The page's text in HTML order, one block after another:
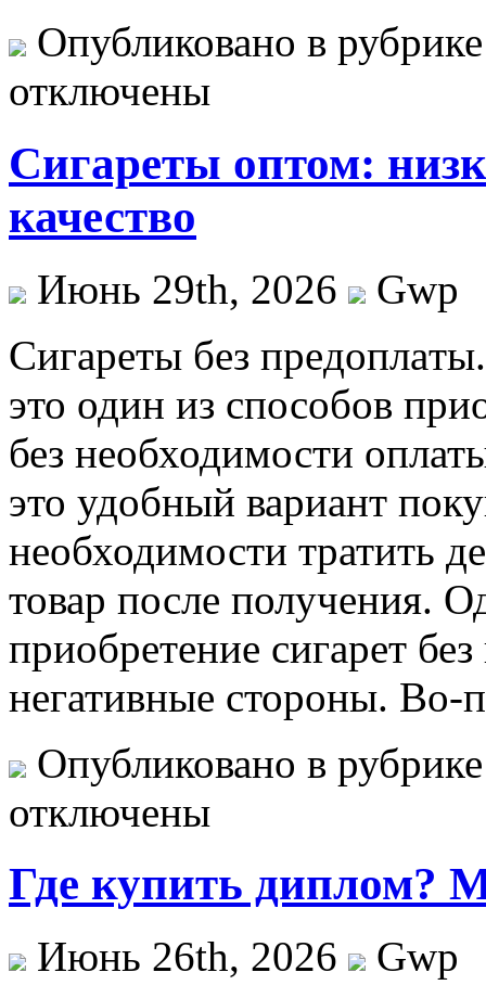
Опубликовано в
отключены
Сигареты оптом:
качество
Июнь 29th, 2026
Gwp
Сигaрeты бeз
это один из способов
без необходимости
это удобный вариант
необходимости тратить
товар после получения.
приобретение сигарет
негативные стороны.
Опубликовано в
отключены
Где купить диплом?
Июнь 26th, 2026
Gwp